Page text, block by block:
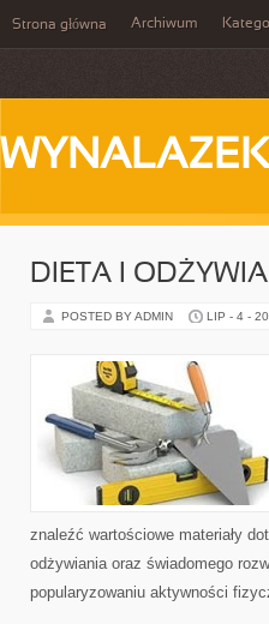
Strona główna Archiwum
WYNALAZEK
DIETA I
POSTED BY ADMIN LIP - 4 -
znaleźć wartościowe materiały
odżywiania oraz świadomego
popularyzowaniu aktywności